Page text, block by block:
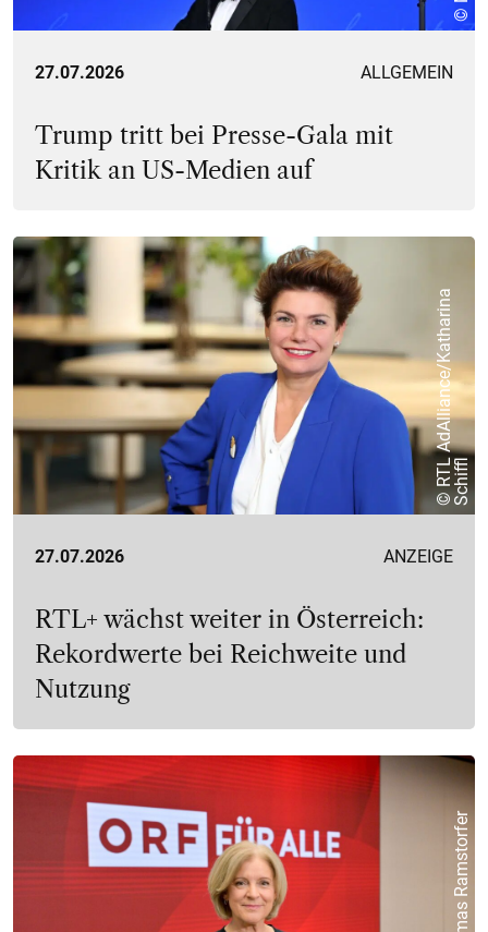
27.07.2026 ALLGEMEIN
Trump tritt bei Presse-Gala mit
Kritik an US-Medien auf
©
R
TL
A
d
A
l
l
i
a
n
c
e
/
K
a
t
h
a
r
i
n
a
S
c
h
i
f
fl
27.07.2026 ANZEIGE
RTL+ wächst weiter in Österreich:
Rekordwerte bei Reichweite und
Nutzung